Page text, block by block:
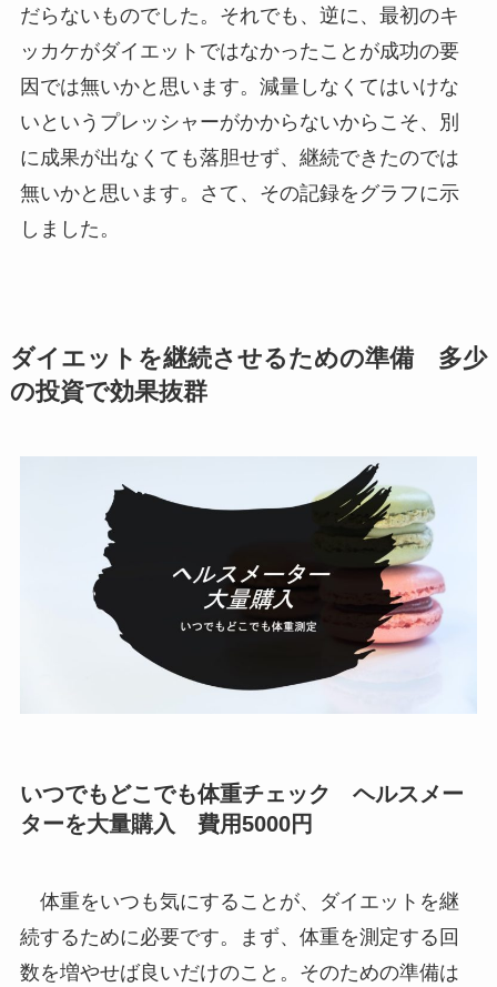
だらないものでした。それでも、逆に、最初のキ
ッカケがダイエットではなかったことが成功の要
因では無いかと思います。減量しなくてはいけな
いというプレッシャーがかからないからこそ、別
に成果が出なくても落胆せず、継続できたのでは
無いかと思います。さて、その記録をグラフに示
しました。
ダイエットを継続させるための準備 多少
の投資で効果抜群
いつでもどこでも体重チェック ヘルスメー
ターを大量購入 費用5000円
体重をいつも気にすることが、ダイエットを継
続するために必要です。まず、体重を測定する回
数を増やせば良いだけのこと。そのための準備は